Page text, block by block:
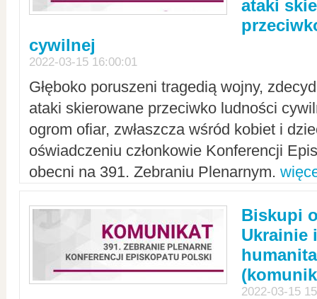
ataki
cywilnej
2022-03-15 16:00:01
Głęboko poruszeni tragedią wojny,
ataki skierowane przeciwko ludności
ogrom ofiar, zwłaszcza wśród kobiet i
oświadczeniu członkowie Konferencji
obecni na 391. Zebraniu Plenarnym.
Biskupi
Ukrainie
2022-03-15